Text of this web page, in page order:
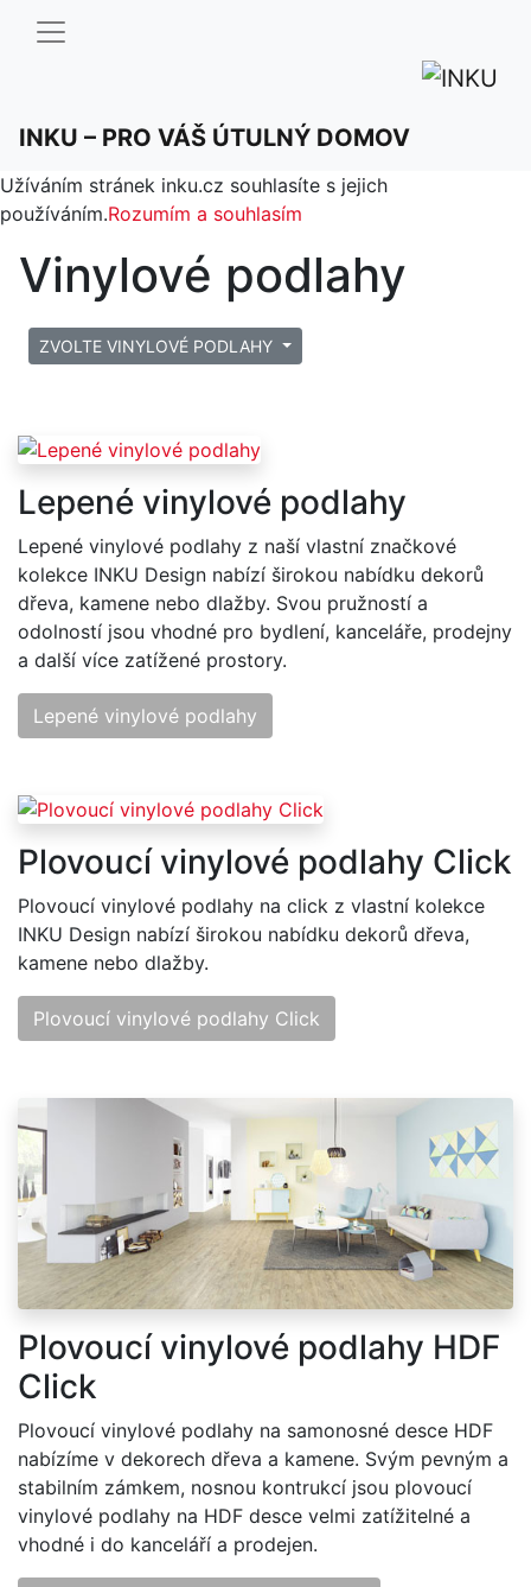
Užíváním stránek inku.cz souhlasíte s jejich
používáním.Rozumím a souhlasím
INKU – PRO VÁŠ ÚTULNÝ DOMOV
Vinylové podlahy
ZVOLTE VINYLOVÉ PODLAHY
Lepené vinylové podlahy
Lepené vinylové podlahy z naší vlastní značkové
kolekce INKU Design nabízí širokou nabídku dekorů
dřeva, kamene nebo dlažby. Svou pružností a
odolností jsou vhodné pro bydlení, kanceláře, prodejny
a další více zatížené prostory.
Lepené vinylové podlahy
Plovoucí vinylové podlahy Click
Plovoucí vinylové podlahy na click z vlastní kolekce
INKU Design nabízí širokou nabídku dekorů dřeva,
kamene nebo dlažby.
Plovoucí vinylové podlahy Click
Plovoucí vinylové podlahy HDF
Click
Plovoucí vinylové podlahy na samonosné desce HDF
nabízíme v dekorech dřeva a kamene. Svým pevným a
stabilním zámkem, nosnou kontrukcí jsou plovoucí
vinylové podlahy na HDF desce velmi zatížitelné a
vhodné i do kanceláří a prodejen.